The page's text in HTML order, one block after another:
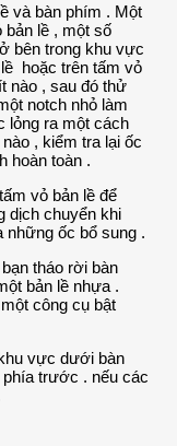
và bàn phím . Một
lề , một số
bên trong khu vực
hoặc trên tấm vỏ
nào , sau đó thử
notch nhỏ làm
lỏng ra một cách
, kiểm tra lại ốc
hoàn toàn .
vỏ bản lề để
dịch chuyển khi
những ốc bổ sung .
tháo rời bàn
bản lề nhựa .
công cụ bật
vực dưới bàn
trước . nếu các